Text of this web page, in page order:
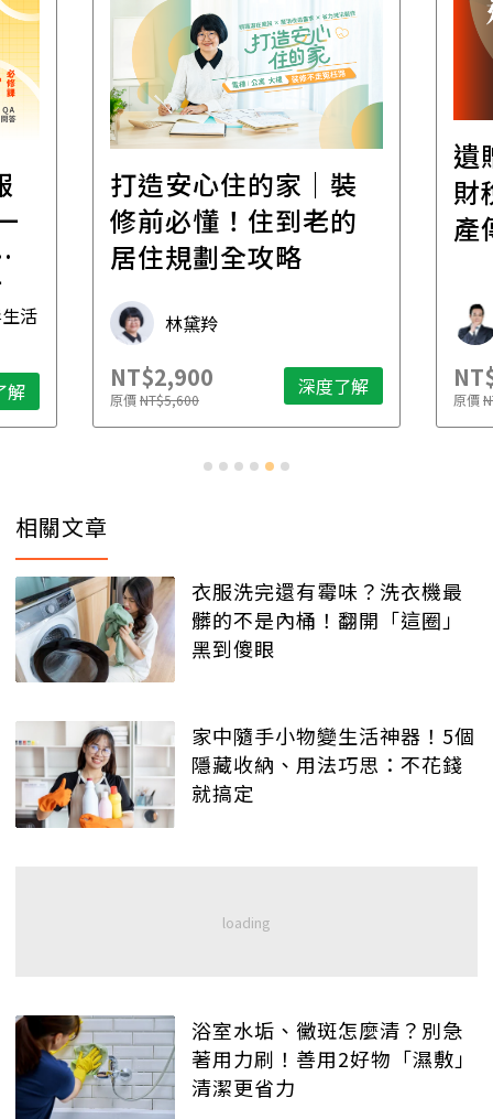
活
解
打造安心住的家｜裝
修前必懂！住到老的
居住規劃全攻略
林黛羚
NT$2,900
原價NT$5,600 深度了解
遺
財
產
原價
相關文章
衣服洗完還有霉味？洗衣機最
髒的不是內桶！翻開「這圈」
黑到傻眼
家中隨手小物變生活神器！5個
隱藏收納、用法巧思：不花錢
就搞定
浴室水垢、黴斑怎麼清？別急
著用力刷！善用2好物「濕敷」
清潔更省力